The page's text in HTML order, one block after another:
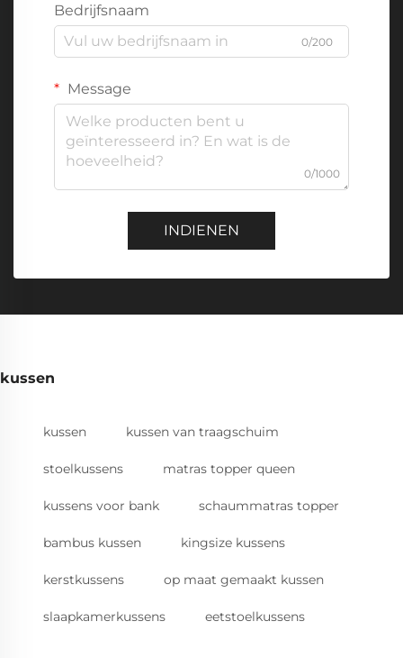
Bedrijfsnaam
0/200
Message
0/1000
INDIENEN
kussen
kussen kussen van traagschuim
stoelkussens matras topper queen
kussens voor bank schaummatras topper
bambus kussen kingsize kussens
kerstkussens op maat gemaakt kussen
slaapkamerkussens eetstoelkussens